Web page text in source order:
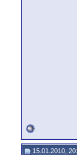
15.01.2010,